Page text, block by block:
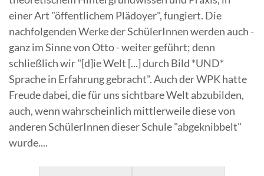
einer Art "öffentlichem Plädoyer", fungiert. Die
nachfolgenden Werke der SchülerInnen werden auch -
ganz im Sinne von Otto - weiter geführt; denn
schließlich wir "[d]ie Welt [...] durch Bild *UND*
Sprache in Erfahrung gebracht". Auch der WPK hatte
Freude dabei, die für uns sichtbare Welt abzubilden,
auch, wenn wahrscheinlich mittlerweile diese von
anderen SchülerInnen dieser Schule "abgeknibbelt"
wurde....